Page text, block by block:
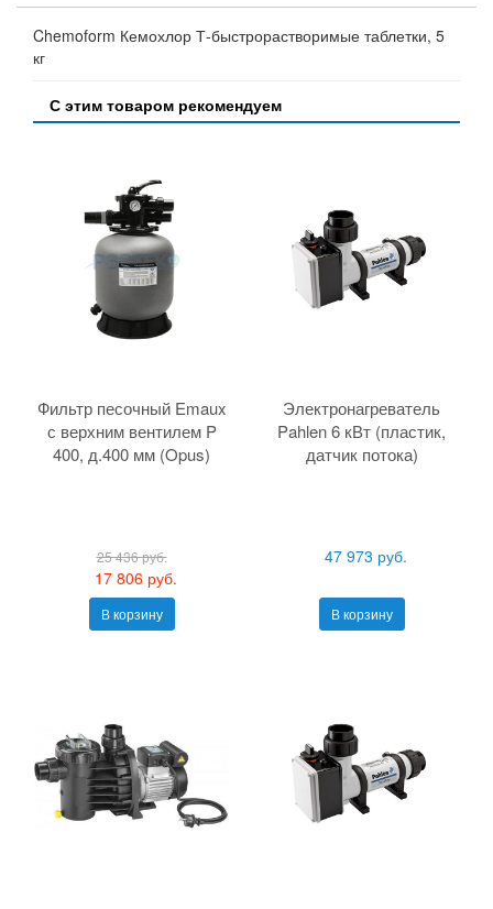
Chemoform Кемохлор Т-быстрорастворимые таблетки, 5
кг
С этим товаром рекомендуем
Фильтр песочный Emaux
с верхним вентилем P
400, д.400 мм (Opus)
25 436 руб.
17 806 руб.
В корзину
Электронагреватель
Pahlen 6 кВт (пластик,
датчик потока)
47 973 руб.
В корзину